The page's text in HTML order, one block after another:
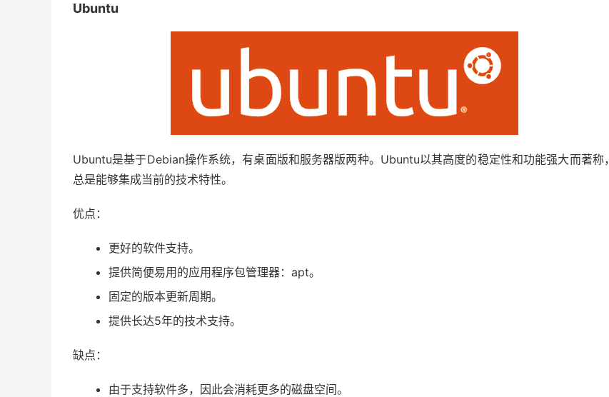
Ubuntu
Ubuntu是基于Debian操作系统，有桌面版和服务器版两种。Ubuntu以其高度的稳定性和功能强大而著称，
总是能够集成当前的技术特性。
优点：
更好的软件支持。
提供简便易用的应用程序包管理器：apt。
固定的版本更新周期。
提供长达5年的技术支持。
缺点：
由于支持软件多，因此会消耗更多的磁盘空间。